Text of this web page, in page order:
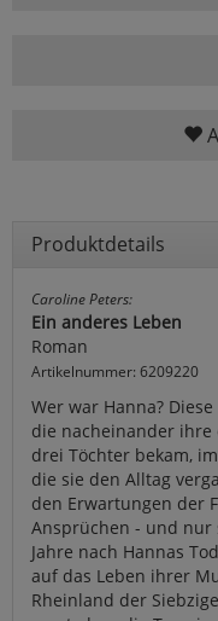
Produktdetails
Caroline Peters:
Ein anderes Leben
Roman
Artikelnummer: 6209220
Wer war Hanna?
die nacheinander
drei Töchter bekam,
die sie den Alltag
den Erwartungen der
Ansprüchen - und nur
Jahre nach Hannas
auf das Leben ihrer
Rheinland der